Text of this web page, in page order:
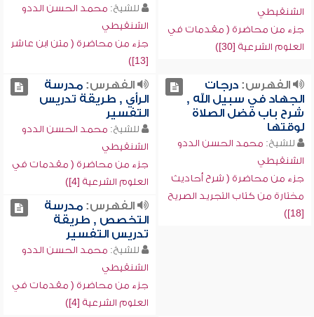
الشنقيطي
جزء من محاضرة ( مقدمات في
العلوم الشرعية [30])
للشيخ: محمد الحسن الددو
الشنقيطي
جزء من محاضرة ( متن ابن عاشر
[13])
الفهرس:درجات
الجهاد في سبيل الله ,
شرح باب فضل الصلاة
لوقتها
للشيخ: محمد الحسن الددو
الشنقيطي
جزء من محاضرة ( شرح أحاديث
مختارة من كتاب التجريد الصريح
[18])
الفهرس:مدرسة
الرأي , طريقة تدريس
التفسير
للشيخ: محمد الحسن الددو
الشنقيطي
جزء من محاضرة ( مقدمات في
العلوم الشرعية [4])
الفهرس:مدرسة
التخصص , طريقة
تدريس التفسير
للشيخ: محمد الحسن الددو
الشنقيطي
جزء من محاضرة ( مقدمات في
العلوم الشرعية [4])